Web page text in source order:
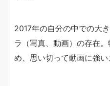
2017年の自分の中での大
ラ（写真、動画）の存在
め、思い切って動画に強い